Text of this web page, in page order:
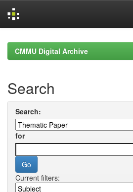
navigationCMMU Digital Archive
Search
Search:
for
Current filters: